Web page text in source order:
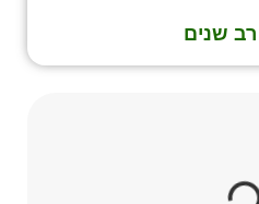
רב שנים